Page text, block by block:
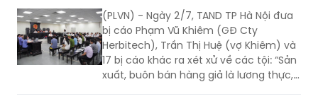
(PLVN) - Ngày 2/7, TAND TP Hà Nội đưa
bị cáo Phạm Vũ Khiêm (GĐ Cty
Herbitech), Trần Thị Huệ (vợ Khiêm) và
17 bị cáo khác ra xét xử về các tội: “Sản
xuất, buôn bán hàng giả là lương thực,